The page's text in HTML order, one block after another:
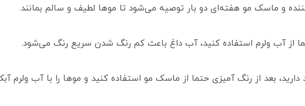
و ماسک مو هفته‌ای دو بار توصیه می‌شود تا موها لطیف و سالم بمانند.
از آب ولرم استفاده کنید، آب داغ باعث کم رنگ شدن سریع رنگ می‌شود.
بعد از رنگ آمیزی حتما از ماسک مو استفاده کنید و موها را با آب ولرم